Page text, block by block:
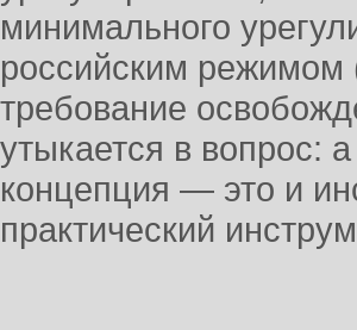
минимального
российским режимом
требование
утыкается в вопрос:
концепция — это и
практический